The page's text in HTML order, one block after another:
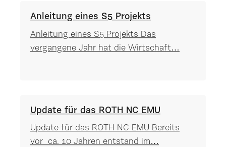
Anleitung eines S5 Projekts
Anleitung eines S5 Projekts Das
vergangene Jahr hat die Wirtschaft…
Update für das ROTH NC EMU
Update für das ROTH NC EMU Bereits
vor ca. 10 Jahren entstand im…